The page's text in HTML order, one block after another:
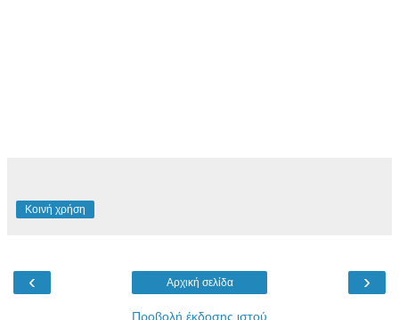
Κοινή χρήση
‹ ›
Αρχική σελίδα
Προβολή έκδοσης ιστού